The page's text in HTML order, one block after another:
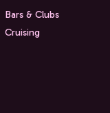
Bars & Clubs
Cruising